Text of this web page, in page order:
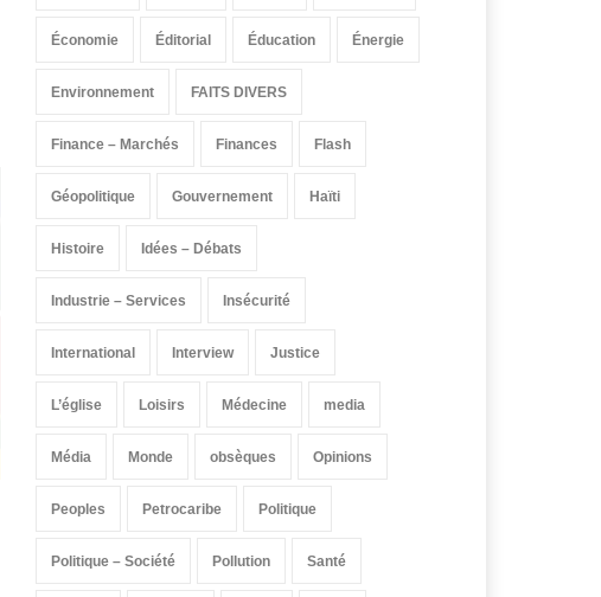
Économie Éditorial Éducation Énergie
Environnement FAITS DIVERS
Finance – Marchés Finances Flash
Géopolitique Gouvernement Haïti
Histoire Idées – Débats
Industrie – Services Insécurité
International Interview Justice
L’église Loisirs Médecine media
Média Monde obsèques Opinions
Peoples Petrocaribe Politique
Politique – Société Pollution Santé